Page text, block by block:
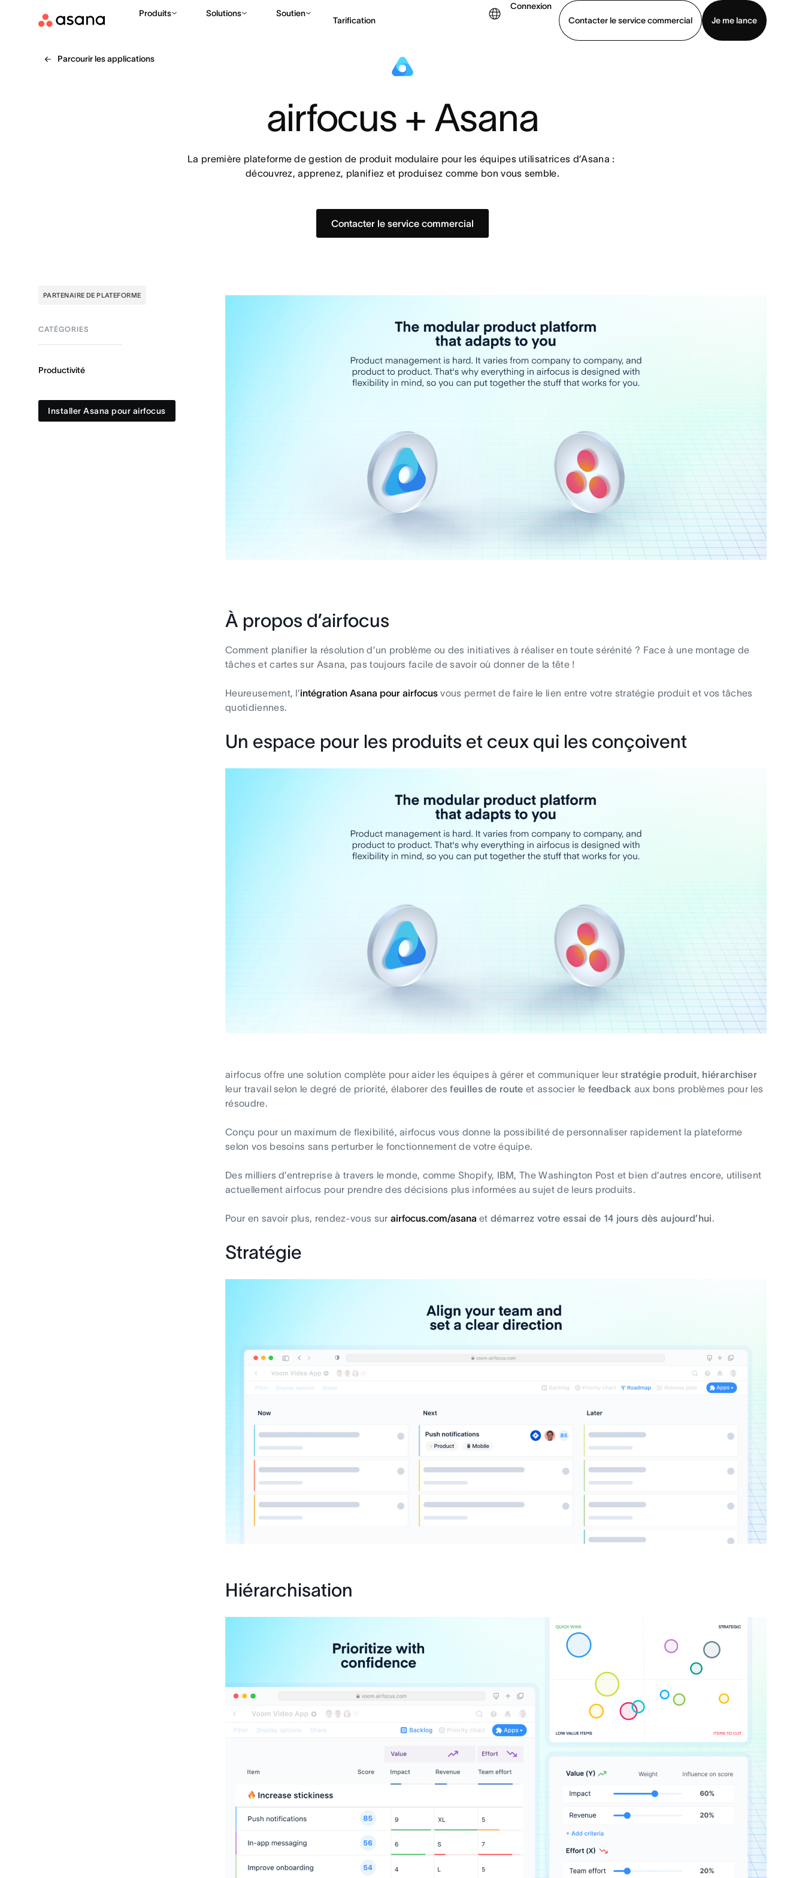
Produits Solutions Soutien
Tarification
Connexion
Contacter le service commercial
Je me lance
Parcourir les applications
airfocus + Asana
La première plateforme de gestion de produit modulaire pour les équipes utilisatrices d’Asana :
découvrez, apprenez, planifiez et produisez comme bon vous semble.
Contacter le service commercial
PARTENAIRE DE PLATEFORME
CATÉGORIES
Productivité
Installer Asana pour airfocus
À propos d’airfocus
Comment planifier la résolution d’un problème ou des initiatives à réaliser en toute sérénité ? Face à une montage de
tâches et cartes sur Asana, pas toujours facile de savoir où donner de la tête !
Heureusement, l’intégration Asana pour airfocus vous permet de faire le lien entre votre stratégie produit et vos tâches
quotidiennes.
Un espace pour les produits et ceux qui les conçoivent
airfocus offre une solution complète pour aider les équipes à gérer et communiquer leurstratégie produit, hiérarchiser
leur travail selon le degré de priorité, élaborer desfeuilles de route et associer le feedback aux bons problèmes pour les
résoudre.
Conçu pour un maximum de flexibilité, airfocus vous donne la possibilité de personnaliser rapidement la plateforme
selon vos besoins sans perturber le fonctionnement de votre équipe.
Des milliers d’entreprise à travers le monde, comme Shopify, IBM, The Washington Post et bien d’autres encore, utilisent
actuellement airfocus pour prendre des décisions plus informées au sujet de leurs produits.
Pour en savoir plus, rendez-vous sur airfocus.com/asana etdémarrez votre essai de 14 jours dès aujourd’hui.
Stratégie
Hiérarchisation